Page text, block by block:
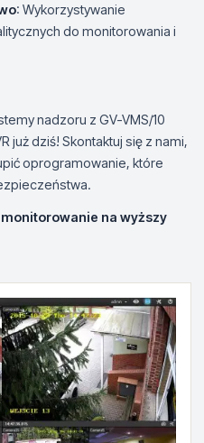
: Wykorzystywanie
do monitorowania i
nadzoru z GV-VMS/10
już dziś! Skontaktuj się z nami,
oprogramowanie, które
na wyższy